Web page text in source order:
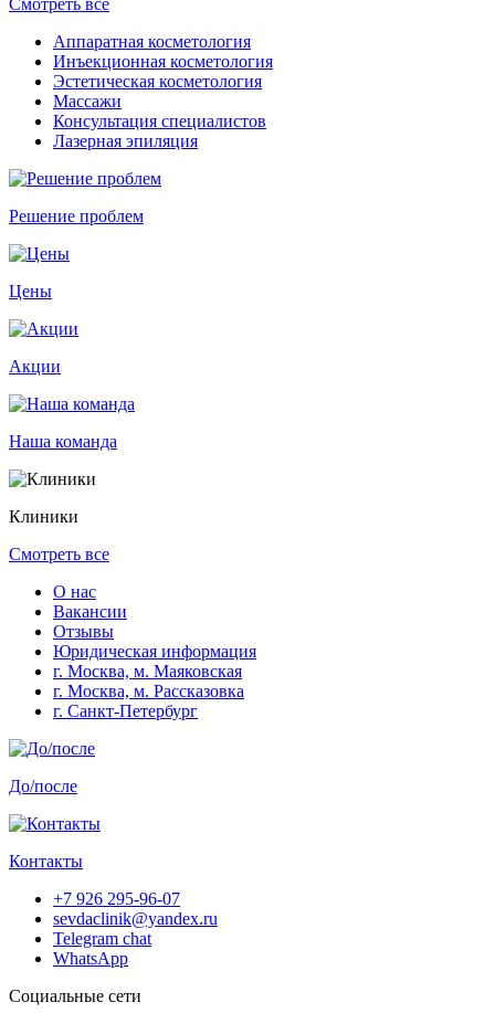
Смотреть все
Аппаратная косметология
Инъекционная косметология
Эстетическая косметология
Массажи
Консультация специалистов
Лазерная эпиляция
Решение проблем
Цены
Акции
Наша команда
Клиники
Смотреть все
О нас
Вакансии
Отзывы
Юридическая информация
г. Москва, м. Маяковская
г. Москва, м. Рассказовка
г. Санкт-Петербург
До/после
Контакты
+7 926 295-96-07
sevdaclinik@yandex.ru
Telegram chat
WhatsApp
Социальные сети